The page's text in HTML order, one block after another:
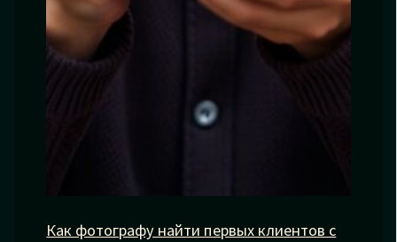
Как фотографу найти первых клиентов с